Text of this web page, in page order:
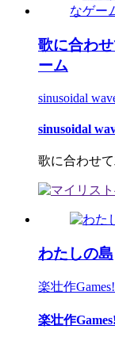
歌に合わ
ーム
sinusoidal
sinusoidal
歌に合わせ
わたしの島
楽壮作
楽壮作